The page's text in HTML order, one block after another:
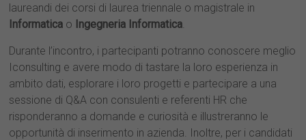
laureandi dei corsi di laurea triennale o magistrale in
Informatica o Ingegneria Informatica
Durante l’incontro, i partecipanti potranno conoscere meglio
Iconsulting e avere modo di tastare la loro esperienza in
ambito dati, esplorare i loro progetti e partecipare a una
sessione di Q&A con consulenti e referenti HR che
risponderanno a domande e curiosità e illustreranno le
opportunità di inserimento in azienda. Inoltre, per i candidati